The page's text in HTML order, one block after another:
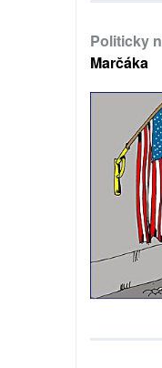
Politicky
Marčáka